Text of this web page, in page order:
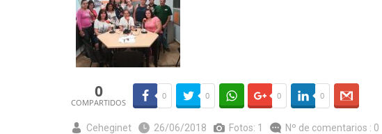
0
COMPARTIDOS
0 0 0 0
Ceheginet 26/06/2018 Fotos: 1 Nº de comentarios : 0